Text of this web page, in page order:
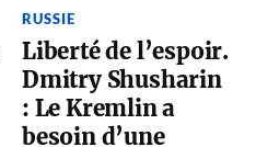
RUSSIE
Liberté de l’espoir.
Dmitry Shusharin
: Le Kremlin a
besoin d’une